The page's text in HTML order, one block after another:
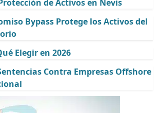
de Activos en Nevis
Bypass Protege los Activos del
Elegir en 2026
Contra Empresas Offshore